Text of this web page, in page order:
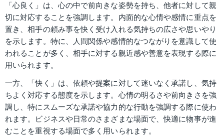
「心良く」は、心の中で前向きな姿勢を持ち、他者に対して親
切に対応することを強調します。内面的な心情や感情に重点を
置き、相手の頼み事を快く受け入れる気持ちの広さや思いやり
を示します。特に、人間関係や感情的なつながりを意識して使
われることが多く、相手に対する親近感や善意を表現する際に
用いられます。
一方、「快く」は、依頼や提案に対して迷いなく承諾し、気持
ちよく対応する態度を示します。心情の明るさや前向きさを強
調し、特にスムーズな承諾や協力的な行動を強調する際に使わ
れます。ビジネスや日常のさまざまな場面で、快適に物事が進
むことを重視する場面で多く用いられます。